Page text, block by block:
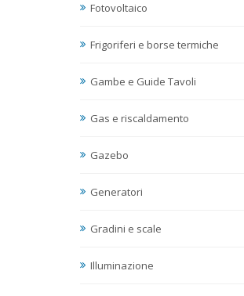
Fotovoltaico
Frigoriferi e borse termiche
Gambe e Guide Tavoli
Gas e riscaldamento
Gazebo
Generatori
Gradini e scale
Illuminazione